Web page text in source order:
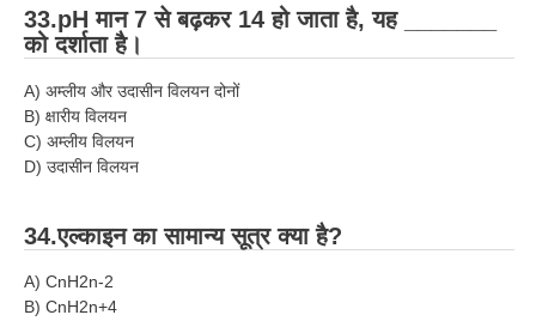
33.pH मान 7 से बढ़कर 14 हो जाता है, यह _______
को दर्शाता है।
A) अम्लीय और उदासीन विलयन दोनों
B) क्षारीय विलयन
C) अम्लीय विलयन
D) उदासीन विलयन
34.एल्काइन का सामान्य सूत्र क्या है?
A) CnH2n-2
B) CnH2n+4